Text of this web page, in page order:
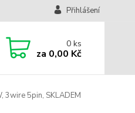
Přihlášení
0ks
za 0,00 Kč
3wire 5pin, SKLADEM